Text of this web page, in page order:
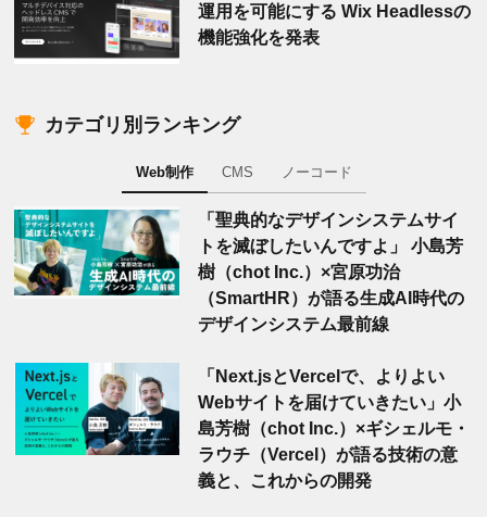
運用を可能にする Wix Headlessの
機能強化を発表
カテゴリ別ランキング
Web制作 CMS ノーコード
「聖典的なデザインシステムサイ
トを滅ぼしたいんですよ」 小島芳
樹（chot Inc.）×宮原功治
（SmartHR）が語る生成AI時代の
デザインシステム最前線
「Next.jsとVercelで、よりよい
Webサイトを届けていきたい」小
島芳樹（chot Inc.）×ギシェルモ・
ラウチ（Vercel）が語る技術の意
義と、これからの開発